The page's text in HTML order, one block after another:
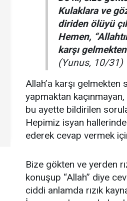
Kulaklara ve
diriden ölüyü
Hemen,
karşı gelmekten
(Yunus, 10/31)
Allah’a karşı gelmekten
yapmaktan
bu ayette bildirilen
Hepimiz isyan
ederek cevap vermek
Bize gökten ve yerden
konuşup “Allah” diye
ciddi anlamda rızık